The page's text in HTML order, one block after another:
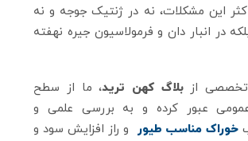
این مشکلات، نه در ژنتیک جوجه و نه
در انبار دان و فرمولاسیون جیره نهفته
تخصصی ازبلاگ کهن ترید، ما از سطح
عبور کرده و به بررسی علمی و
خوراک مناسب طیور و راز افزایش سود و